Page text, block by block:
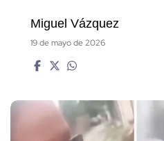
Miguel Vázquez
19 de mayo de 2026